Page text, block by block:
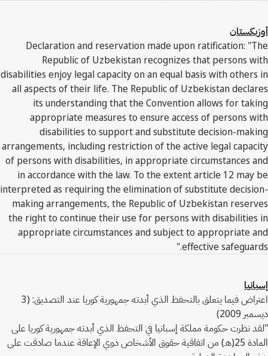
أوزبكستان
Declaration and reservation made upon ratification: "The
Republic of Uzbekistan recognizes that persons with
disabilities enjoy legal capacity on an equal basis with others in
all aspects of their life. The Republic of Uzbekistan declares
its understanding that the Convention allows for taking
appropriate measures to ensure access of persons with
disabilities to support and substitute decision-making
arrangements, including restriction of the active legal capacity
of persons with disabilities, in appropriate circumstances and
in accordance with the law. To the extent article 12 may be
interpreted as requiring the elimination of substitute decision-
making arrangements, the Republic of Uzbekistan reserves
the right to continue their use for persons with disabilities in
appropriate circumstances and subject to appropriate and
effective safeguards."
إسبانيا
اعتراض فيما يتعلق بالتحفظ الذي أبدته جمهورية كوريا عند التصديق: (3
ديسمبر 2009)
"لقد نظرت حكومة مملكة إسبانيا في التحفظ الذي أبدته جمهورية كوريا على
المادة 25(هـ) من اتفاقية حقوق الأشخاص ذوي الإعاقة عندما صادقت على